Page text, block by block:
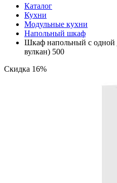
Каталог
Кухни
Модульные кухни
Напольный шкаф
Шкаф напольный с одной
вулкан) 500
Скидка 16%